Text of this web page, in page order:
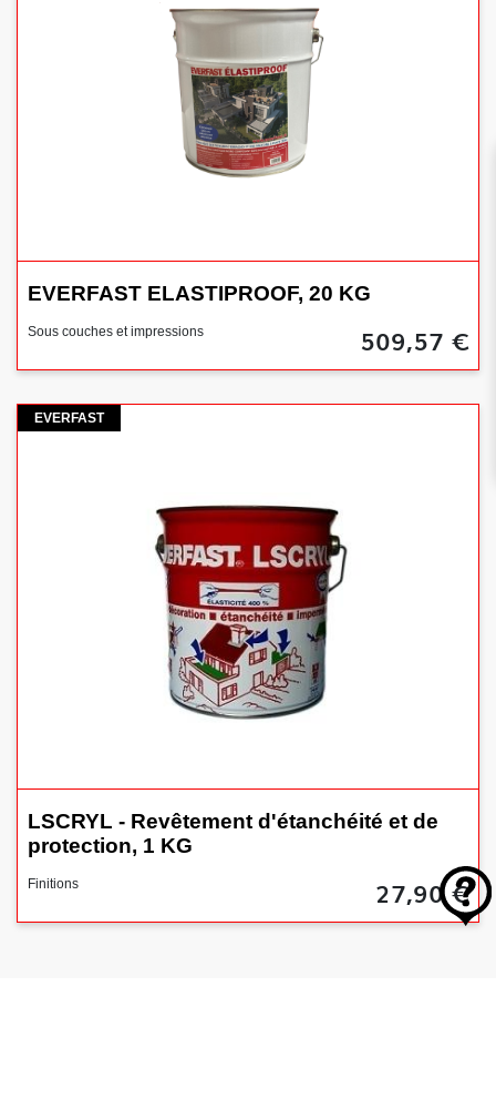
EVERFAST ELASTIPROOF, 20 KG
Sous couches et impressions 509,57 €
EVERFAST
Everfast
LSCRYL - Revêtement d'étanchéité et de
protection, 1 KG
Finitions 27,90 €